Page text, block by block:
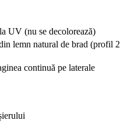
UV (nu se decolorează)
lemn natural de brad (profil 2
continuă pe laterale